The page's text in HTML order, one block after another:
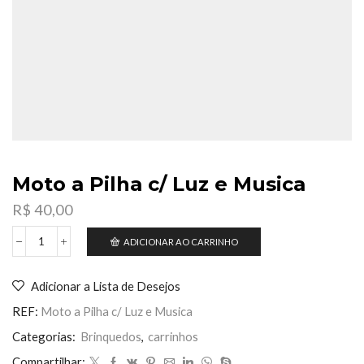
Moto a Pilha c/ Luz e Musica
R$ 40,00
Moto
c/
Luz
Musica
ADICIONAR AO CARRINHO
Adicionar a Lista de Desejos
REF: Moto a Pilha c/ Luz e Musica
Categorias: Brinquedos, carrinhos